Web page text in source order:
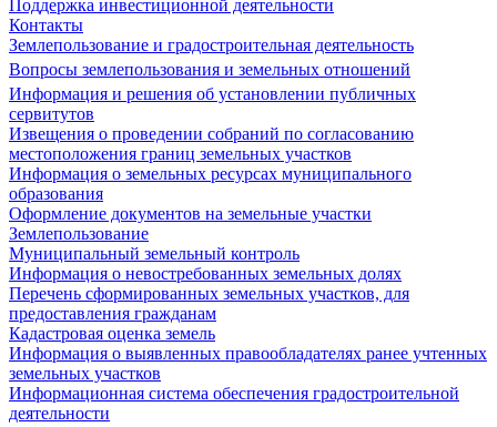
Поддержка инвестиционной деятельности
Контакты
Землепользование и градостроительная деятельность
Вопросы землепользования и земельных отношений
Информация и решения об установлении публичных
сервитутов
Извещения о проведении собраний по согласованию
местоположения границ земельных участков
Информация о земельных ресурсах муниципального
образования
Оформление документов на земельные участки
Землепользование
Муниципальный земельный контроль
Информация о невостребованных земельных долях
Перечень сформированных земельных участков, для
предоставления гражданам
Кадастровая оценка земель
Информация о выявленных правообладателях ранее учтенных
земельных участков
Информационная система обеспечения градостроительной
деятельности